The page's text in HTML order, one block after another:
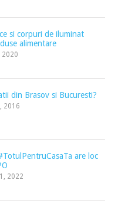
si corpuri de iluminat
alimentare
2020
din Brasov si Bucuresti?
2016
are loc
2022